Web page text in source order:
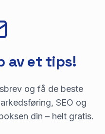
av et tips!
og få de beste
SEO og
din – helt gratis.